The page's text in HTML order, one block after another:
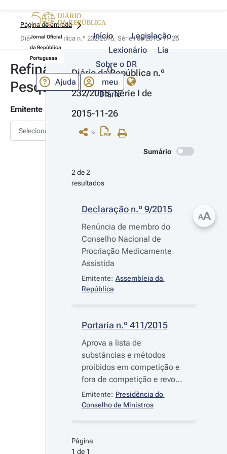
Jornal Oficial
da República
Portuguesa
Início
Legislação
Lexionário
Lia
Sobre o DR
Ajuda
O
meu
Diário
Página de entrada
Diário da República n.º 232/2015, Série I de 2015-11-26
Refinar
Pesquisa
Emitente
Selecionar
Diário da República n.º
232/2015, Série I de
2015-11-26
Sumário
2 de 2
resultados
Declaração n.º 9/2015
Renúncia de membro do
Conselho Nacional de
Procriação Medicamente
Assistida
Emitente: Assembleia da
República
Portaria n.º 411/2015
Aprova a lista de
substâncias e métodos
proibidos em competição e
fora de competição e revoga
aPortaria n.º 270/2014
22 de dezembro
Emitente: Presidência do
Conselho de Ministros
Página
1 de 1
AA